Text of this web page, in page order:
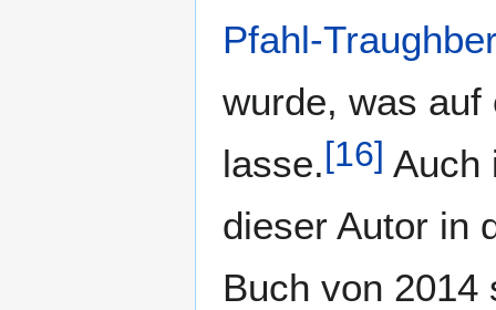
Pfahl-
wurde, was auf
lasse.[16] Auch
dieser Autor in
Buch von 2014